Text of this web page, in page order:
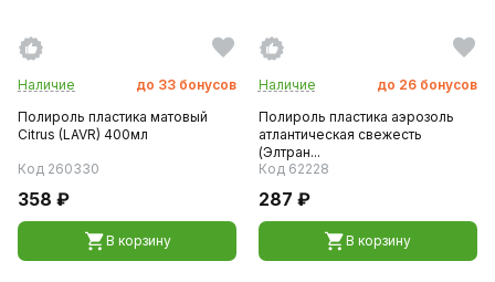
Наличие до 33 бонусов
Полироль пластика матовый
Citrus (LAVR) 400мл
Код 260330
358 ₽
В корзину
Наличие до 26 бонусов
Полироль пластика аэрозоль
атлантическая свежесть
(Элтран...
Код 62228
287 ₽
В корзину